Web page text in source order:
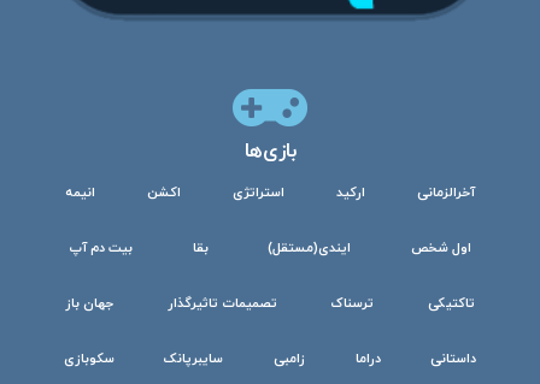
بازی‌ها
آخرالزمانی ارکید استراتژی اکشن انیمه
اول شخص ایندی(مستقل) بقا بیت دم آپ
تاکتیکی ترسناک تصمیمات تاثیرگذار جهان باز
داستانی دراما زامبی سایبرپانک سکوبازی